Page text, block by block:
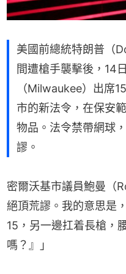
美國前總統特朗普（
間遭槍手襲擊後，14
（Milwaukee）出席
市的新法令，在保安
物品。法令禁帶網球
謬。
密爾沃基市議員鮑曼（
絕頂荒謬。我的意思是
15，另一邊扛着長槍，
嗎？』」